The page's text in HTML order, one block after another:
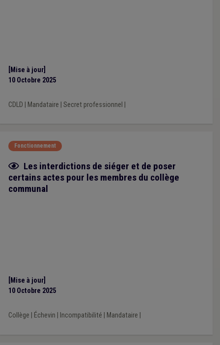
[Mise à jour]
10 Octobre 2025
CDLD Mandataire Secret professionnel
Fonctionnement
Fiche focus
Les interdictions de siéger et de poser
certains actes pour les membres du collège
communal
[Mise à jour]
10 Octobre 2025
Collège Échevin Incompatibilité Mandataire